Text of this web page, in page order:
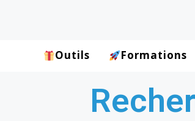
Outils Formations